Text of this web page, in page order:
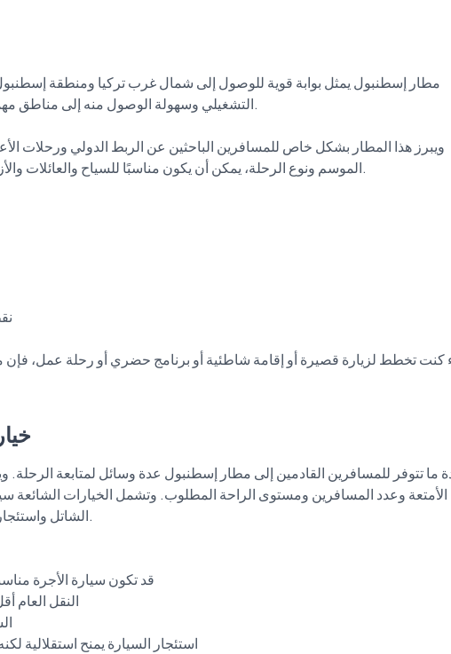
مطار إسطنبول يمثل بوابة قوية للوصول إلى شمال غرب تركيا ومنطقة
التشغيلي وسهولة الوصول منه إلى مناطق
ويبرز هذا المطار بشكل خاص للمسافرين الباحثين عن الربط الدولي ورحلات
الموسم ونوع الرحلة، يمكن أن يكون مناسبًا للسياح والعائلات
كنت تخطط لزيارة قصيرة أو إقامة شاطئية أو برنامج حضري أو رحلة عمل،
ما تتوفر للمسافرين القادمين إلى مطار إسطنبول عدة وسائل لمتابعة الرحلة.
وعدد المسافرين ومستوى الراحة المطلوب. وتشمل الخيارات الشائعة
الشاتل